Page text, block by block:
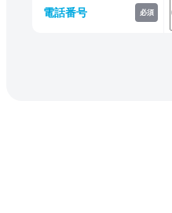
電話番号 必須